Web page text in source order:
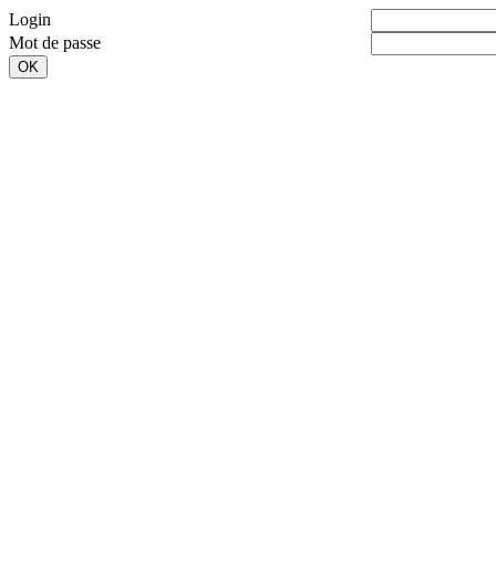
Login
Mot de passe